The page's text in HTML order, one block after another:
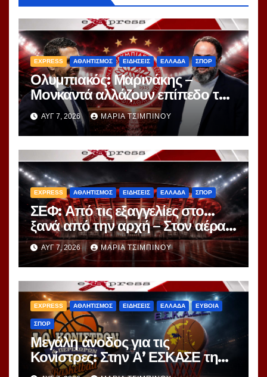
EXPRESS ΑΘΛΗΤΙΣΜΟΣ ΕΙΔΗΣΕΙΣ ΕΛΛΑΔΑ ΣΠΟΡ
Ολυμπιακός: Μαρινάκης –
Μονκαντά αλλάζουν επίπεδο το
μεταγραφικό παιχνίδι – Ο
«εγκέφαλος» της Μίλαν πιάνει
δουλειά
ΑΥΓ 7, 2026 ΜΑΡΊΑ ΤΣΙΜΠΙΝΟΎ
EXPRESS ΑΘΛΗΤΙΣΜΟΣ ΕΙΔΗΣΕΙΣ ΕΛΛΑΔΑ ΣΠΟΡ
ΣΕΦ: Από τις εξαγγελίες στο…
ξανά από την αρχή – Στον αέρα
ο διαγωνισμός των 24,8 εκατ.
ΑΥΓ 7, 2026 ΜΑΡΊΑ ΤΣΙΜΠΙΝΟΎ
EXPRESS ΑΘΛΗΤΙΣΜΟΣ ΕΙΔΗΣΕΙΣ ΕΛΛΑΔΑ ΕΥΒΟΙΑ
ΣΠΟΡ
Μεγάλη άνοδος για τις
Κονίστρες: Στην Α’ ΕΣΚΑΣΕ τη
νέα σεζόν – Αυτές είναι οι 12